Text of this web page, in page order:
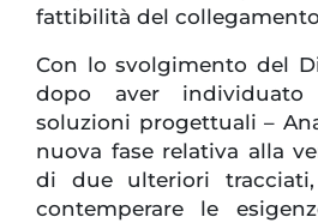
fattibilità del
Con lo svolgimento del
dopo aver
soluzioni progettuali –
nuova fase relativa alla
di due ulteriori
contemperare le